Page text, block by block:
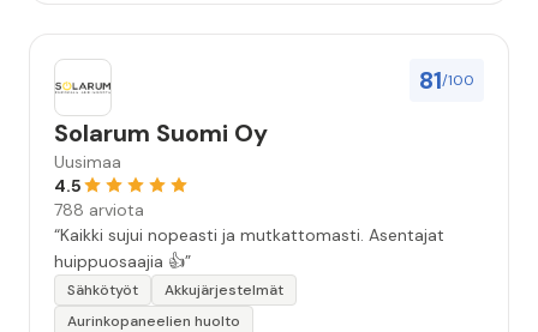
81/100
Solarum Suomi Oy
Uusimaa
4.5
788 arviota
“Kaikki sujui nopeasti ja mutkattomasti. Asentajat
huippuosaajia 👍”
Sähkötyöt
Akkujärjestelmät
Aurinkopaneelien huolto